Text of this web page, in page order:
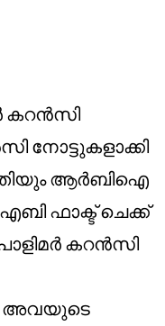
കറൻസി
നോട്ടുകളാക്കി
ആർബിഐ
ഫാക്ട് ചെക്ക്
കറൻസി
അവയുടെ